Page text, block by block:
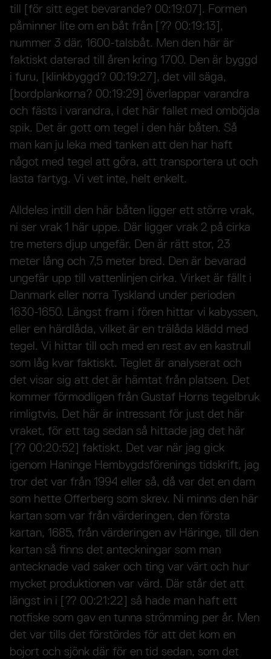
till [för sitt eget bevarande? 00:19:07]. Formen
påminner lite om en båt från [?? 00:19:13],
nummer 3 där, 1600-talsbåt. Men den här är
faktiskt daterad till åren kring 1700. Den är byggd
i furu, [klinkbyggd? 00:19:27], det vill säga,
[bordplankorna? 00:19:29] överlappar varandra
och fästs i varandra, i det här fallet med omböjda
spik. Det är gott om tegel i den här båten. Så
man kan ju leka med tanken att den har haft
något med tegel att göra, att transportera ut och
lasta fartyg. Vi vet inte, helt enkelt.
Alldeles intill den här båten ligger ett större vrak,
ni ser vrak 1 här uppe. Där ligger vrak 2 på cirka
tre meters djup ungefär. Den är rätt stor, 23
meter lång och 7,5 meter bred. Den är bevarad
ungefär upp till vattenlinjen cirka. Virket är fällt i
Danmark eller norra Tyskland under perioden
1630-1650. Längst fram i fören hittar vi kabyssen,
eller en härdlåda, vilket är en trälåda klädd med
tegel. Vi hittar till och med en rest av en kastrull
som låg kvar faktiskt. Teglet är analyserat och
det visar sig att det är hämtat från platsen. Det
kommer förmodligen från Gustaf Horns tegelbruk
rimligtvis. Det här är intressant för just det här
vraket, för ett tag sedan så hittade jag det här
[?? 00:20:52] faktiskt. Det var när jag gick
igenom Haninge Hembygdsförenings tidskrift, jag
tror det var från 1994 eller så, då var det en dam
som hette Offerberg som skrev. Ni minns den här
kartan som var från värderingen, den första
kartan, 1685, från värderingen av Häringe, till den
kartan så finns det anteckningar som man
antecknade vad saker och ting var värt och hur
mycket produktionen var värd. Där står det att
längst in i [?? 00:21:22] så hade man haft ett
notfiske som gav en tunna strömming per år. Men
det var tills det förstördes för att det kom en
bojort och sjönk där för en tid sedan, som det